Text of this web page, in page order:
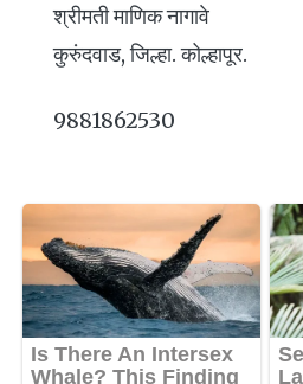
श्रीमती माणिक नागावे
कुरुंदवाड, जिल्हा. कोल्हापूर.
9881862530